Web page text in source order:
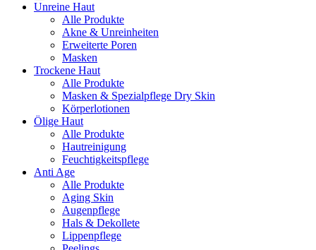
Unreine Haut
Alle Produkte
Akne & Unreinheiten
Erweiterte Poren
Masken
Trockene Haut
Alle Produkte
Masken & Spezialpflege Dry Skin
Körperlotionen
Ölige Haut
Alle Produkte
Hautreinigung
Feuchtigkeitspflege
Anti Age
Alle Produkte
Aging Skin
Augenpflege
Hals & Dekollete
Lippenpflege